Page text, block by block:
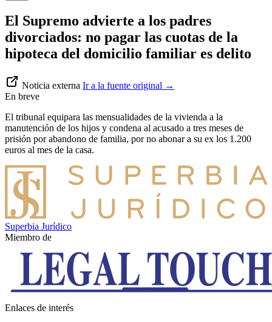
El Supremo advierte a los padres
divorciados: no pagar las cuotas de la
hipoteca del domicilio familiar es delito
Noticia externa Ir a la fuente original →
En breve
El tribunal equipara las mensualidades de la vivienda a la
manutención de los hijos y condena al acusado a tres meses de
prisión por abandono de familia, por no abonar a su ex los 1.200
euros al mes de la casa.
Superbia Jurídico
Miembro de
Enlaces de interés